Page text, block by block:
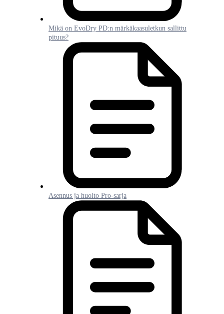
Mikä on EvoDry PD:n märkäkaasuletkun sallittu
pituus?
Asennus ja huolto Pro-sarja